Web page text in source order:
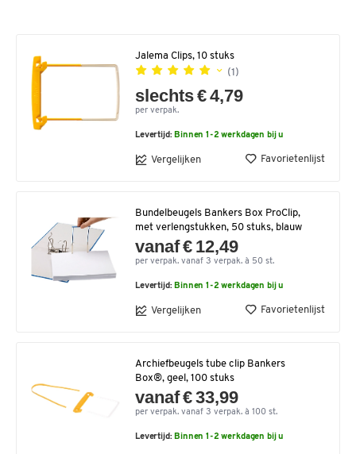
Jalema Clips, 10 stuks
(1)
slechts € 4,79
per verpak.
Levertijd: Binnen 1-2 werkdagen bij u
Vergelijken Favorietenlijst
Bundelbeugels Bankers Box ProClip,
met verlengstukken, 50 stuks, blauw
vanaf € 12,49
per verpak. vanaf 3 verpak. à 50 st.
Levertijd: Binnen 1-2 werkdagen bij u
Vergelijken Favorietenlijst
Archiefbeugels tube clip Bankers
Box®, geel, 100 stuks
vanaf € 33,99
per verpak. vanaf 3 verpak. à 100 st.
Levertijd: Binnen 1-2 werkdagen bij u